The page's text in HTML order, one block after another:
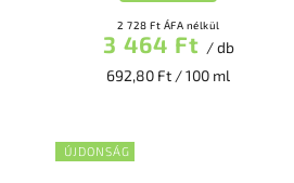
2 728 Ft ÁFA nélkül
3 464 Ft / db
692,80 Ft / 100 ml
ÚJDONSÁG